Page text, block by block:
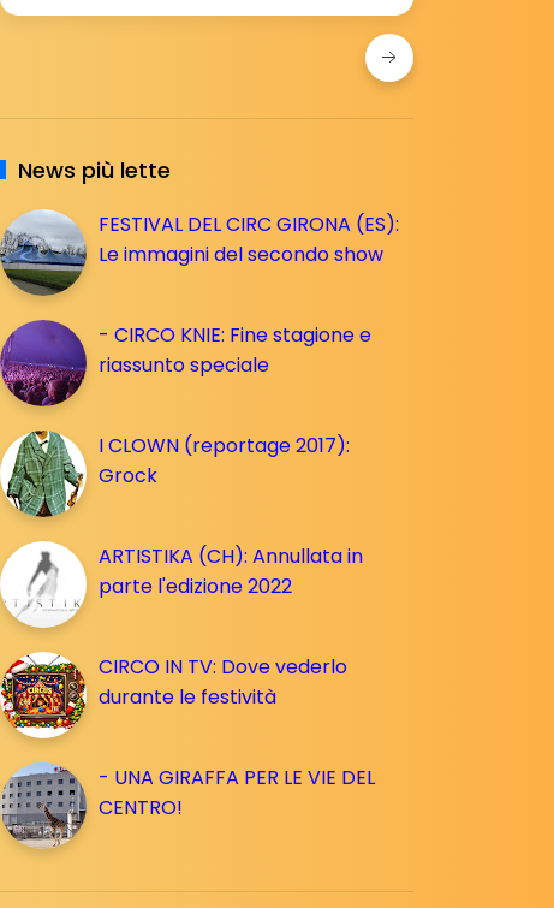
News più lette
FESTIVAL DEL CIRC GIRONA (ES):
Le immagini del secondo show
- CIRCO KNIE: Fine stagione e
riassunto speciale
I CLOWN (reportage 2017):
Grock
ARTISTIKA (CH): Annullata in
parte l'edizione 2022
CIRCO IN TV: Dove vederlo
durante le festività
- UNA GIRAFFA PER LE VIE DEL
CENTRO!